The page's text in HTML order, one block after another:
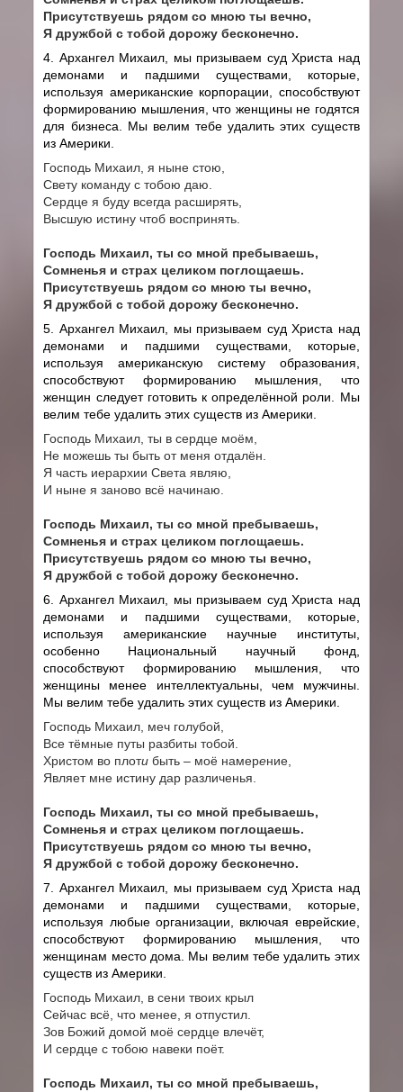
Присутствуешь рядом со мною ты вечно,
Я дружбой с тобой дорожу бесконечно.
4. Архангел Михаил, мы призываем суд Христа над
демонами и падшими существами, которые,
используя американские корпорации, способствуют
формированию мышления, что женщины не годятся
для бизнеса. Мы велим тебе удалить этих существ
из Америки.
Господь Михаил, я ныне стою,
Свету команду с тобою даю.
Сердце я буду всегда расширять,
Высшую истину чтоб воспринять.
Господь Михаил, ты со мной пребываешь,
Сомненья и страх целиком поглощаешь.
Присутствуешь рядом со мною ты вечно,
Я дружбой с тобой дорожу бесконечно.
5. Архангел Михаил, мы призываем суд Христа над
демонами и падшими существами, которые,
используя американскую систему образования,
способствуют формированию мышления, что
женщин следует готовить к определённой роли. Мы
велим тебе удалить этих существ из Америки.
Господь Михаил, ты в сердце моём,
Не можешь ты быть от меня отдалён.
Я часть иерархии Света являю,
И ныне я заново всё начинаю.
Господь Михаил, ты со мной пребываешь,
Сомненья и страх целиком поглощаешь.
Присутствуешь рядом со мною ты вечно,
Я дружбой с тобой дорожу бесконечно.
6. Архангел Михаил, мы призываем суд Христа над
демонами и падшими существами, которые,
используя американские научные институты,
особенно Национальный научный фонд,
способствуют формированию мышления, что
женщины менее интеллектуальны, чем мужчины.
Мы велим тебе удалить этих существ из Америки.
Господь Михаил, меч голубой,
Все тёмные путы разбиты тобой.
Христом во плоти быть – моё намерение,
Являет мне истину дар различенья.
Господь Михаил, ты со мной пребываешь,
Сомненья и страх целиком поглощаешь.
Присутствуешь рядом со мною ты вечно,
Я дружбой с тобой дорожу бесконечно.
7. Архангел Михаил, мы призываем суд Христа над
демонами и падшими существами, которые,
используя любые организации, включая еврейские,
способствуют формированию мышления, что
женщинам место дома. Мы велим тебе удалить этих
существ из Америки.
Господь Михаил, в сени твоих крыл
Сейчас всё, что менее, я отпустил.
Зов Божий домой моё сердце влечёт,
И сердце с тобою навеки поёт.
Господь Михаил, ты со мной пребываешь,